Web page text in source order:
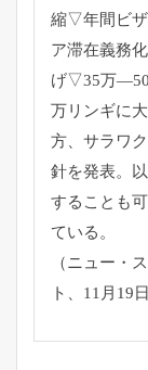
縮▽年間ビ
ア滞在義務
げ▽35万—
万リンギに
方、サラワ
針を発表。
することも
ている。
（ニュー・
ト、 11月19日